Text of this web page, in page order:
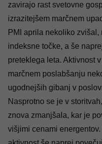
zavirajo rast svetovne
izrazitejšem marčnem
PMI aprila nekoliko
indeksne točke, a še
preteklega leta. Aktivnost
marčnem poslabšanju
ugodnejših gibanj v
Nasprotno se je v
znova zmanjšala, kar je
višjimi cenami